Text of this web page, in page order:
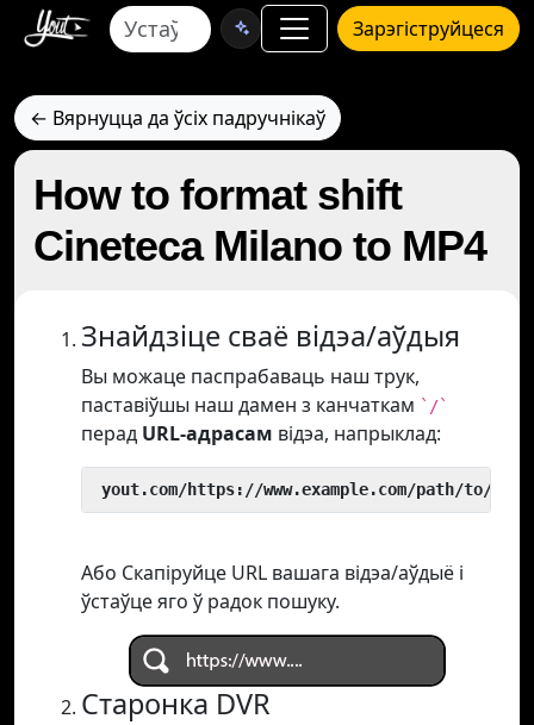
Зарэгіструйцеся
← Вярнуцца да ўсіх падручнікаў
How to format shift
Cineteca Milano to MP4
Знайдзіце сваё відэа/аўдыя
Вы можаце паспрабаваць наш трук,
паставіўшы наш дамен з канчаткам `/`
перад URL-адрасам відэа, напрыклад:
yout.com/https://www.example.com/path/to/
Або Скапіруйце URL вашага відэа/аўдыё і
ўстаўце яго ў радок пошуку.
Старонка DVR